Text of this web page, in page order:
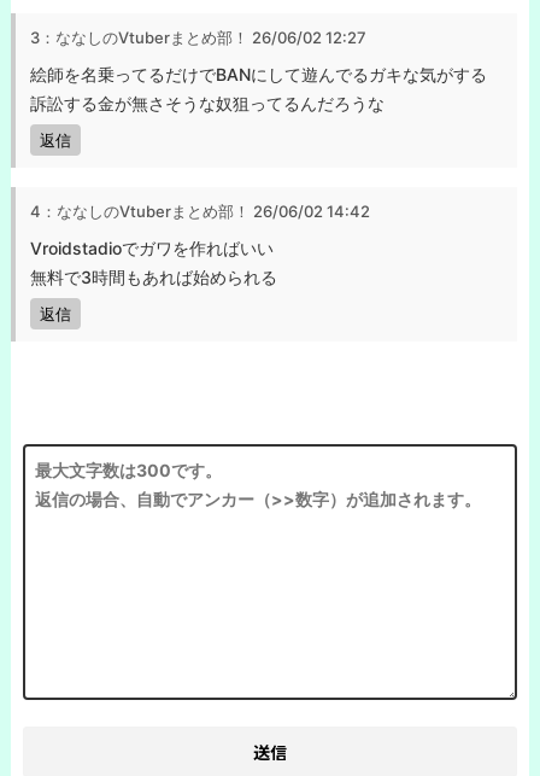
3：ななしのVtuberまとめ部！ 26/06/02 12:27
絵師を名乗ってるだけでBANにして遊んでるガキな気がする
訴訟する金が無さそうな奴狙ってるんだろうな
返信
4：ななしのVtuberまとめ部！ 26/06/02 14:42
Vroidstadioでガワを作ればいい
無料で3時間もあれば始められる
返信